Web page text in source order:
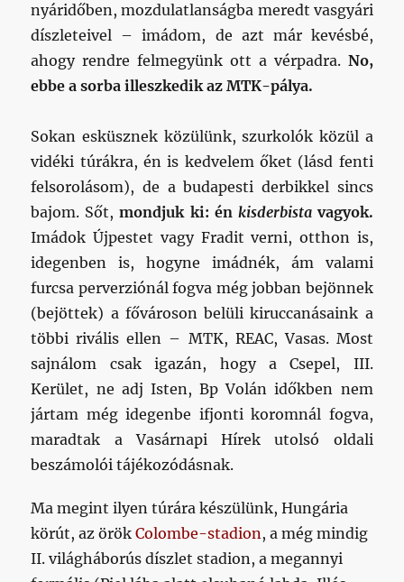
nyáridőben, mozdulatlanságba meredt vasgyári
díszleteivel – imádom, de azt már kevésbé,
ahogy rendre felmegyünk ott a vérpadra. No,
ebbe a sorba illeszkedik az MTK-pálya.
Sokan esküsznek közülünk, szurkolók közül a
vidéki túrákra, én is kedvelem őket (lásd fenti
felsorolásom), de a budapesti derbikkel sincs
bajom. Sőt,mondjuk ki: én kisderbistavagyok.
Imádok Újpestet vagy Fradit verni, otthon is,
idegenben is, hogyne imádnék, ám valami
furcsa perverziónál fogva még jobban bejönnek
(bejöttek) a fővároson belüli kiruccanásaink a
többi rivális ellen – MTK, REAC, Vasas. Most
sajnálom csak igazán, hogy a Csepel, III.
Kerület, ne adj Isten, Bp Volán időkben nem
jártam még idegenbe ifjonti koromnál fogva,
maradtak a Vasárnapi Hírek utolsó oldali
beszámolói tájékozódásnak.
Ma megint ilyen túrára készülünk, Hungária
körút, az örökColombe-stadion, a még mindig
II. világháborús díszlet stadion, a megannyi